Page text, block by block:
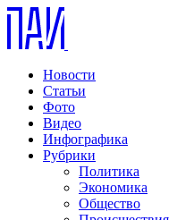
Новости
Статьи
Фото
Видео
Инфографика
Рубрики
Политика
Экономика
Общество